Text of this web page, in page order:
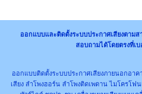
ออกแบบและติดตั้งระบบประกาศเสียงตาม
สอบถามได้โดยตรงที่เบ
ออกแบบติดตั้งระบบประกาศเสียงภายนอกอาค
เสียง ลำโพงฮอร์น ลำโพงติดเพดาน ไมโครโ